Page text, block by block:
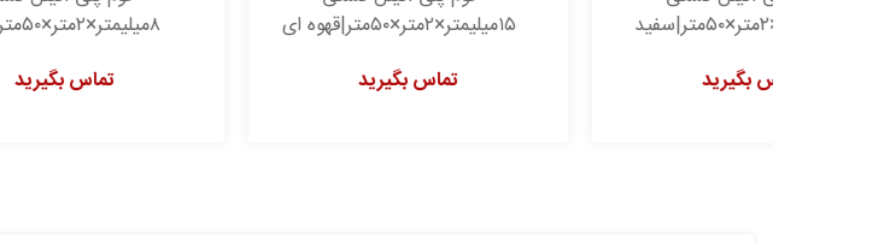
۱۵میلیمتر×۲متر×۵۰متر|قهوه ای
۸میلیمتر×۲متر×۵۰متر|سفید
۸میلیمتر×۲متر×۵۰متر|قهوه ای